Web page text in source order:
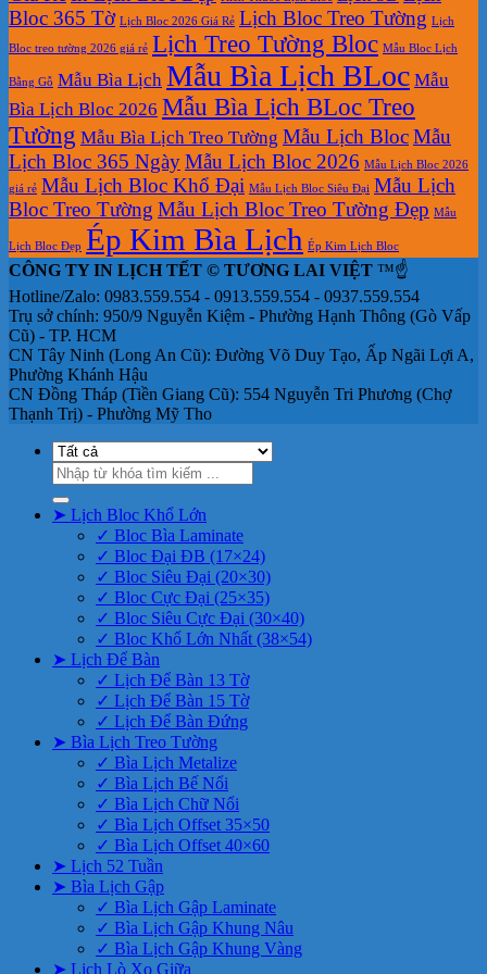
Bloc 365 Tờ Lịch Bloc 2026 Giá Rẻ Lịch Bloc Treo Tường Lịch
Bloc treo tường 2026 giá rẻ Lịch Treo Tường Bloc Mẫu Bloc Lịch
Bằng Gỗ Mẫu Bìa Lịch Mẫu Bìa Lịch BLoc Mẫu
Bìa Lịch Bloc 2026 Mẫu Bìa Lịch BLoc Treo
Tường Mẫu Bìa Lịch Treo Tường Mẫu Lịch BlocMẫu
Lịch Bloc 365 NgàyMẫu Lịch Bloc 2026 Mẫu Lịch Bloc 2026
giá rẻ Mẫu Lịch Bloc Khổ Đại Mẫu Lịch Bloc Siêu Đại Mẫu Lịch
Bloc Treo Tường Mẫu Lịch Bloc Treo Tường Đẹp Mẫu
Lịch Bloc Đẹp Ép Kim Bìa Lịch Ép Kim Lịch Bloc
CÔNG TY IN LỊCH TẾT © TƯƠNG LAI VIỆT ™☝️
Hotline/Zalo: 0983.559.554 - 0913.559.554 - 0937.559.554
Trụ sở chính: 950/9 Nguyễn Kiệm - Phường Hạnh Thông (Gò Vấp
Cũ) - TP. HCM
CN Tây Ninh (Long An Cũ): Đường Võ Duy Tạo, Ấp Ngãi Lợi A,
Phường Khánh Hậu
CN Đồng Tháp (Tiền Giang Cũ): 554 Nguyễn Tri Phương (Chợ
Thạnh Trị) - Phường Mỹ Tho
Tìm
kiếm:
➤ Lịch Bloc Khổ Lớn
✓ Bloc Bìa Laminate
✓ Bloc Đại ĐB (17×24)
✓ Bloc Siêu Đại (20×30)
✓ Bloc Cực Đại (25×35)
✓ Bloc Siêu Cực Đại (30×40)
✓ Bloc Khổ Lớn Nhất (38×54)
➤ Lịch Để Bàn
✓ Lịch Để Bàn 13 Tờ
✓ Lịch Để Bàn 15 Tờ
✓ Lịch Để Bàn Đứng
➤ Bìa Lịch Treo Tường
✓ Bìa Lịch Metalize
✓ Bìa Lịch Bế Nổi
✓ Bìa Lịch Chữ Nổi
✓ Bìa Lịch Offset 35×50
✓ Bìa Lịch Offset 40×60
➤ Lịch 52 Tuần
➤ Bìa Lịch Gập
✓ Bìa Lịch Gập Laminate
✓ Bìa Lịch Gập Khung Nâu
✓ Bìa Lịch Gập Khung Vàng
➤ Lịch Lò Xo Giữa